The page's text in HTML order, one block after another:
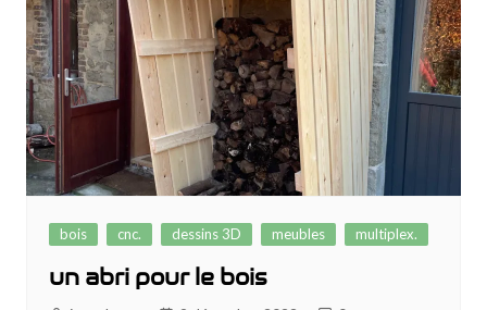
bois cnc. dessins 3D meubles multiplex.
un abri pour le bois